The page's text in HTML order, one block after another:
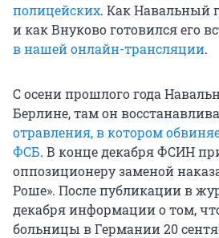
полицейских. Как Навальный
и как Внуково готовился его
в нашей онлайн-трансляции.
С осени прошлого года
Берлине, там он
отравления, в котором
ФСБ. В конце декабря ФСИН
оппозиционеру заменой
Роше». После публикации в
декабря информации о том,
больницы в Германии 20